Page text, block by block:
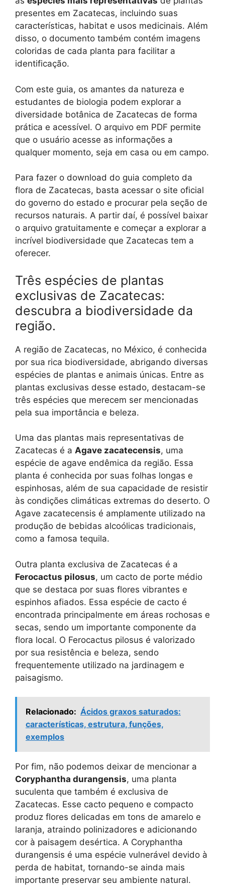
presentes em Zacatecas, incluindo suas
características, habitat e usos medicinais. Além
disso, o documento também contém imagens
coloridas de cada planta para facilitar a
identificação.
Com este guia, os amantes da natureza e
estudantes de biologia podem explorar a
diversidade botânica de Zacatecas de forma
prática e acessível. O arquivo em PDF permite
que o usuário acesse as informações a
qualquer momento, seja em casa ou em campo.
Para fazer o download do guia completo da
flora de Zacatecas, basta acessar o site oficial
do governo do estado e procurar pela seção de
recursos naturais. A partir daí, é possível baixar
o arquivo gratuitamente e começar a explorar a
incrível biodiversidade que Zacatecas tem a
oferecer.
Três espécies de plantas
exclusivas de Zacatecas:
descubra a biodiversidade da
região.
A região de Zacatecas, no México, é conhecida
por sua rica biodiversidade, abrigando diversas
espécies de plantas e animais únicas. Entre as
plantas exclusivas desse estado, destacam-se
três espécies que merecem ser mencionadas
pela sua importância e beleza.
Uma das plantas mais representativas de
Zacatecas é a Agave zacatecensis, uma
espécie de agave endêmica da região. Essa
planta é conhecida por suas folhas longas e
espinhosas, além de sua capacidade de resistir
às condições climáticas extremas do deserto. O
Agave zacatecensis é amplamente utilizado na
produção de bebidas alcoólicas tradicionais,
como a famosa tequila.
Outra planta exclusiva de Zacatecas é a
Ferocactus pilosus, um cacto de porte médio
que se destaca por suas flores vibrantes e
espinhos afiados. Essa espécie de cacto é
encontrada principalmente em áreas rochosas e
secas, sendo um importante componente da
flora local. O Ferocactus pilosus é valorizado
por sua resistência e beleza, sendo
frequentemente utilizado na jardinagem e
paisagismo.
Relacionado: Ácidos graxos saturados:
características, estrutura, funções,
exemplos
Por fim, não podemos deixar de mencionar a
Coryphantha durangensis, uma planta
suculenta que também é exclusiva de
Zacatecas. Esse cacto pequeno e compacto
produz flores delicadas em tons de amarelo e
laranja, atraindo polinizadores e adicionando
cor à paisagem desértica. A Coryphantha
durangensis é uma espécie vulnerável devido à
perda de habitat, tornando-se ainda mais
importante preservar seu ambiente natural.